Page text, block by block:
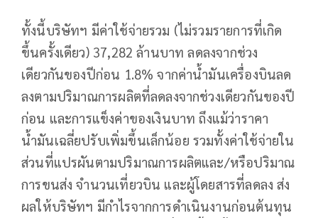
ทั้งนี้บริษัทฯ มีค่าใช้จ่ายรวม (ไม่รวมรายการที่เกิด
ขึ้นครั้งเดียว) 37,282 ล้านบาท ลดลงจากช่วง
เดียวกันของปีก่อน 1.8% จากค่าน้ำมันเครื่องบินลด
ลงตามปริมาณการผลิตที่ลดลงจากช่วงเดียวกันของปี
ก่อน และการแข็งค่าของเงินบาท ถึงแม้ว่าราคา
น้ำมันเฉลี่ยปรับเพิ่มขึ้นเล็กน้อย รวมทั้งค่าใช้จ่ายใน
ส่วนที่แปรผันตามปริมาณการผลิตและ/หรือปริมาณ
การขนส่ง จำนวนเที่ยวบิน และผู้โดยสารที่ลดลง ส่ง
ผลให้บริษัทฯ มีกำไรจากการดำเนินงานก่อนต้นทุน